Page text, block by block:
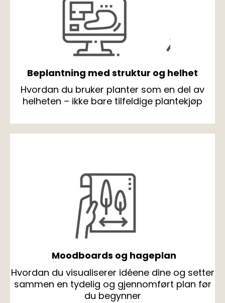
Beplantning med struktur og helhet
Hvordan du bruker planter som en del av
helheten – ikke bare tilfeldige plantekjøp
Moodboards og hageplan
Hvordan du visualiserer idéene dine og setter
sammen en tydelig og gjennomført plan før
du begynner